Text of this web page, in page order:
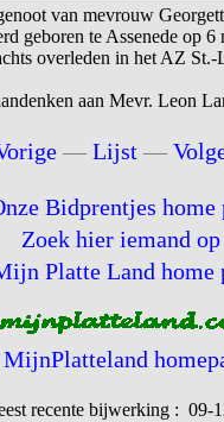
van mevrouw
geboren te Assenede op 6
overleden in het AZ
aan Mevr. Leon
—Lijst —
Bidprentjes home
Zoek hier iemand
Platte Land home
MijnPlatteland
recente bijwerking : 09-